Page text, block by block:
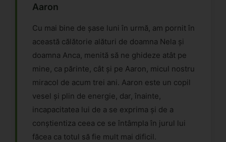
Aaron
Cu mai bine de șase luni în urmă, am pornit în
această călătorie alături de doamna Nela și
doamna Anca, menită să ne ghideze atât pe
mine, ca părinte, cât și pe Aaron, micul nostru
miracol de acum trei ani. Aaron este un copil
vesel și plin de energie, dar, înainte,
incapacitatea lui de a se exprima și de a
conștientiza ceea ce se întâmpla în jurul lui
făcea ca totul să fie mult mai dificil.